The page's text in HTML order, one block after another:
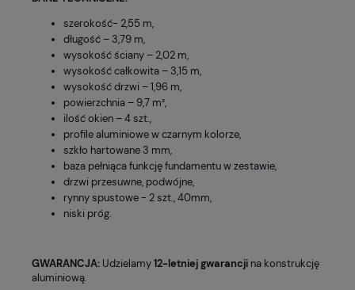
szerokość- 2,55 m,
długość – 3,79 m,
wysokość ściany – 2,02 m,
wysokość całkowita – 3,15 m,
wysokość drzwi – 1,96 m,
powierzchnia – 9,7 m²,
ilość okien – 4 szt.,
profile aluminiowe w czarnym kolorze,
szkło hartowane 3 mm,
baza pełniąca funkcję fundamentu w zestawie,
drzwi przesuwne, podwójne,
rynny spustowe - 2 szt., 40mm,
niski próg.
GWARANCJA: Udzielamy12-letniej gwarancji na konstrukcję
aluminiową.